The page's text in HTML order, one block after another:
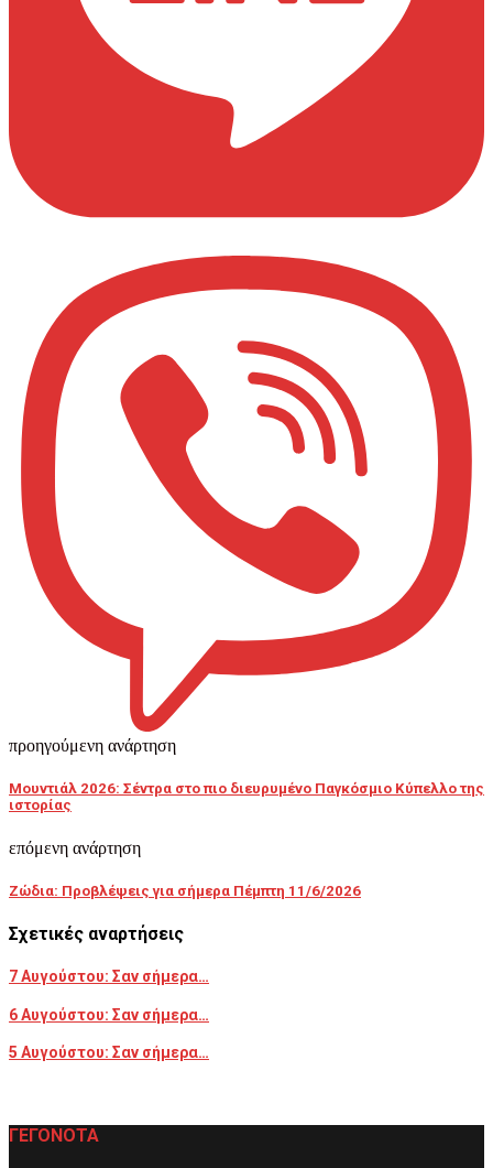
προηγούμενη ανάρτηση
Μουντιάλ 2026: Σέντρα στο πιο διευρυμένο Παγκόσμιο Κύπελλο της
ιστορίας
επόμενη ανάρτηση
Ζώδια: Προβλέψεις για σήμερα Πέμπτη 11/6/2026
Σχετικές αναρτήσεις
7 Αυγούστου: Σαν σήμερα…
6 Αυγούστου: Σαν σήμερα…
5 Αυγούστου: Σαν σήμερα…
ΓΕΓΟΝΟΤΑ